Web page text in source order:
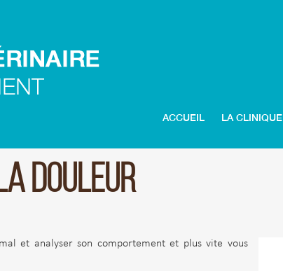
ACCUEIL LA CLINIQUE
DOULEUR
et analyser son comportement et plus vite vous